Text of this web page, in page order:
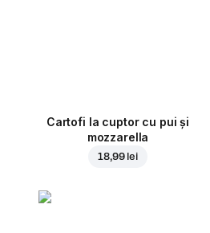
Cartofi la cuptor cu pui și
mozzarella
18,99 lei